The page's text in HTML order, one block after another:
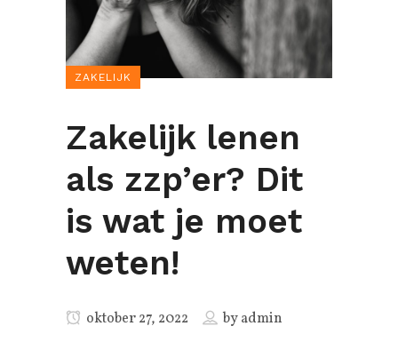
ZAKELIJK
Zakelijk lenen
als zzp’er? Dit
is wat je moet
weten!
oktober 27, 2022 byadmin